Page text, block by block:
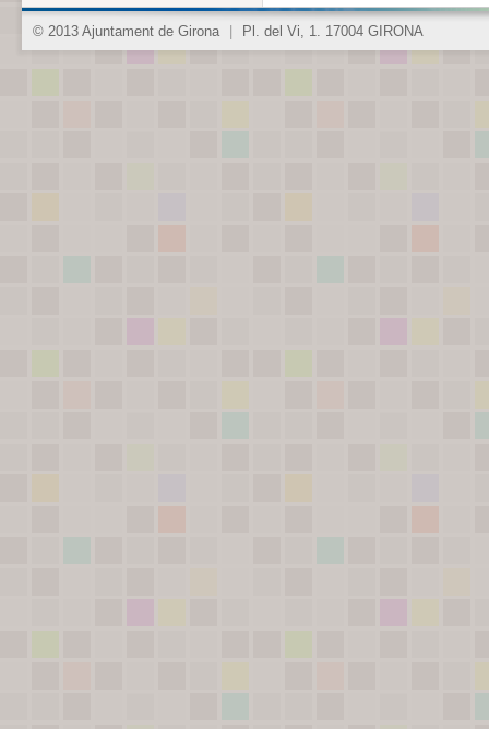
© 2013 Ajuntament de Girona Pl. del Vi, 1. 17004 GIRONA